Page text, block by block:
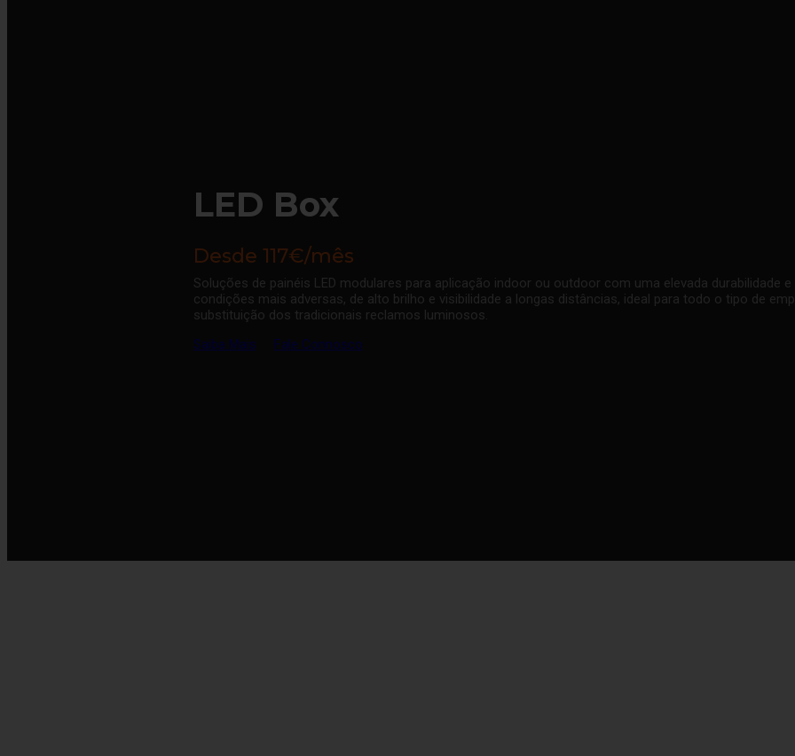
LED Box
Desde 117€/mês
Soluções de painéis LED modulares para aplicação indoor ou outdoor com uma elevada durabilidade
condições mais adversas, de alto brilho e visibilidade a longas distâncias, ideal para todo o tipo de
substituição dos tradicionais reclamos luminosos.
Saiba Mais
Fale Connosco